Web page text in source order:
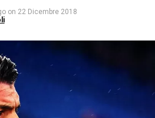
on 22 Dicembre 2018